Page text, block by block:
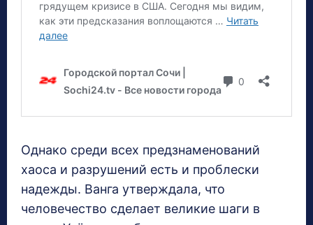
Однако среди всех предзнаменований
хаоса и разрушений есть и проблески
надежды. Ванга утверждала, что
человечество сделает великие шаги в